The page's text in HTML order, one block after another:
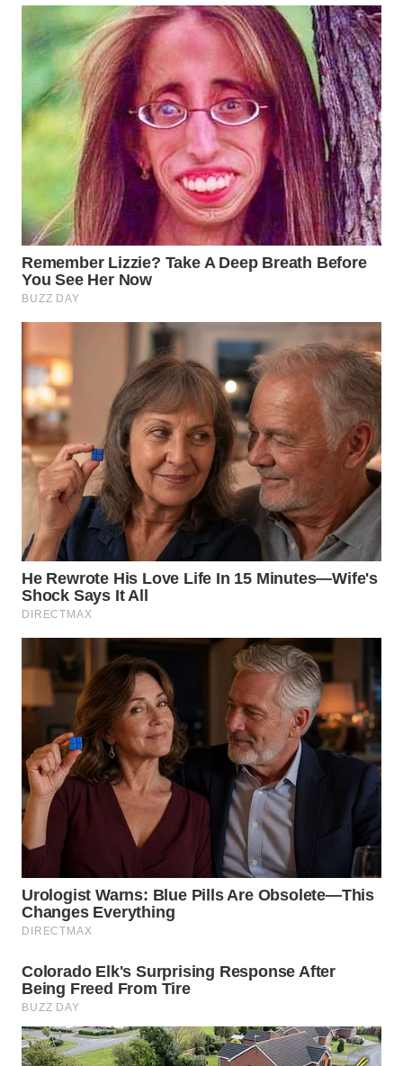
WN
TEBING
TINGGI
WN
PAKPAK
WN
KARAWANG
WN
BEKASI
WN
DEPOK
WN
TAPANULI
UTARA
WN
SAMOSIR
WN
PADANG
LAWAS
WN
SUMEDANG
WN
CIANJUR
WN
KEPULAUAN
SERIBU
WN
TANGERANG
WN
BINJAI
WN
CIREBON